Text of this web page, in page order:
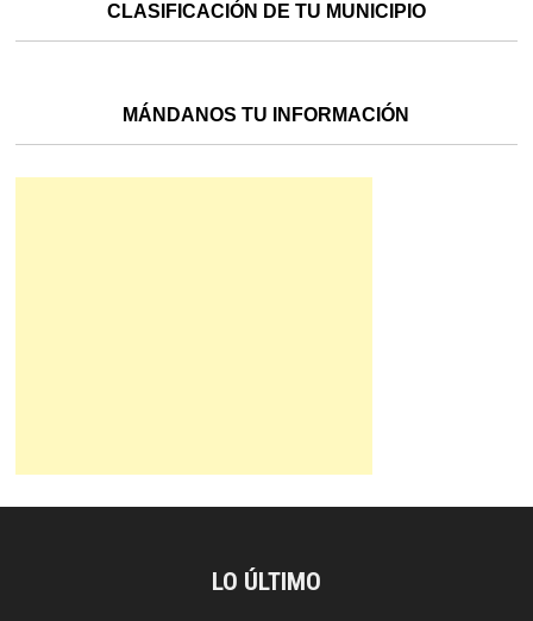
CLASIFICACIÓN DE TU MUNICIPIO
MÁNDANOS TU INFORMACIÓN
LO ÚLTIMO